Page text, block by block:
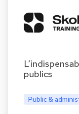
publics
Public &